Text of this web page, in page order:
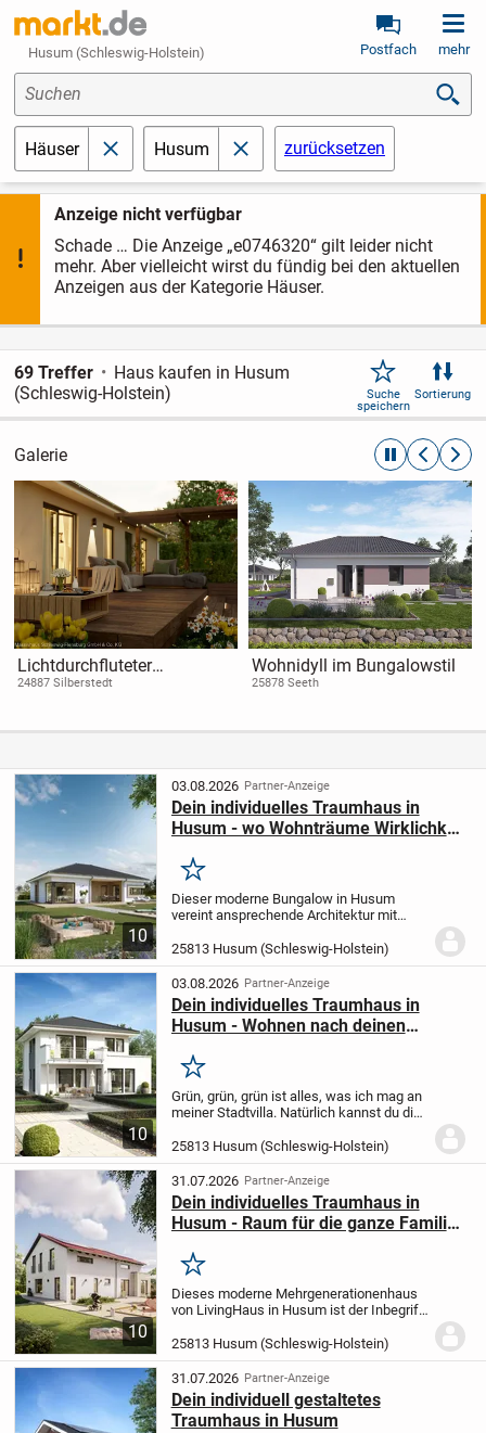
Husum (Schleswig-Holstein) Postfach mehr
Anzeige nicht verfügbar
Schade … Die Anzeige „e0746320“ gilt leider nicht
mehr. Aber vielleicht wirst du fündig bei den aktuellen
Anzeigen aus der Kategorie Häuser.
Suchen
Häuser schließenHusum schließenzurücksetzen
69 Treffer
Haus kaufen in Husum
(Schleswig-Holstein)
Suche
speichern
Sortierung
Galerie automatische
Lichtdurchfluteter
Wohntraum für Ihr neues
24887 Silberstedt
Wohnidyll im Bungalowstil
25878 Seeth
10
03.08.2026 Partner-Anzeige
Dein individuelles Traumhaus in
Husum - wo Wohnträume Wirklichkeit
Merken
Dieser moderne Bungalow in Husum
vereint ansprechende Architektur mit
Mit einer großzügigen Wohnfläche von
108,75 m² und einem Grundstück von 625
m² bietet dir...
25813 Husum (Schleswig-Holstein)
10
03.08.2026 Partner-Anzeige
Dein individuelles Traumhaus in
Husum - Wohnen nach deinen
Merken
Grün, grün, grün ist alles, was ich mag an
meiner Stadtvilla. Natürlich kannst du die
dich so oder so über maximales Zuhause-
Gefühl. Mit dem Erker bekommst du...
25813 Husum (Schleswig-Holstein)
10
31.07.2026 Partner-Anzeige
Dein individuelles Traumhaus in
Husum - Raum für die ganze Familie
monatige Festpreisgarantie!
Merken
Dieses moderne Mehrgenerationenhaus
von LivingHaus in Husum ist der Inbegriff
einer großzügigen Wohnfläche von 227,60
m² findest du in diesem einzigartigen...
25813 Husum (Schleswig-Holstein)
31.07.2026 Partner-Anzeige
Dein individuell gestaltetes
Traumhaus in Husum